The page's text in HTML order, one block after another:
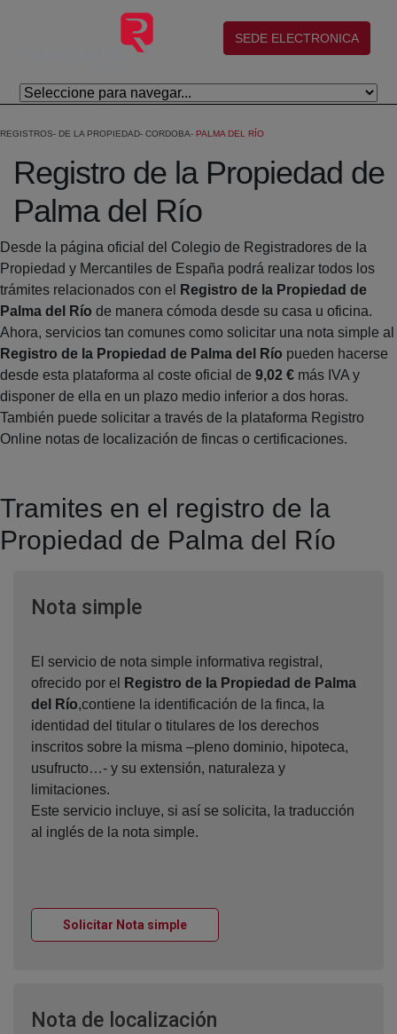
Eduki nagusira joan
(abre en nueva ventana)
SEDE ELECTRONICA
REGISTROS DE LA PROPIEDAD CORDOBA PALMA DEL RÍO
Registro de la Propiedad de
Palma del Río
Desde la página oficial del Colegio de Registradores de la
Propiedad y Mercantiles de España podrá realizar todos los
trámites relacionados con el
Registro de la Propiedad de
Palma del Río de manera cómoda desde su casa u oficina.
Ahora, servicios tan comunes como solicitar una nota simple al
Registro de la Propiedad de Palma del Río pueden hacerse
desde esta plataforma al coste oficial de 9,02 € más IVA y
disponer de ella en un plazo medio inferior a dos horas.
También puede solicitar a través de la plataforma Registro
Online notas de localización de fincas o certificaciones.
Tramites en el registro de la
Propiedad de Palma del Río
Nota simpleVentana nueva
El servicio de nota simple informativa registral,
ofrecido por el
Registro de la Propiedad de Palma
del Río,contiene la identificación de la finca, la
identidad del titular o titulares de los derechos
inscritos sobre la misma –pleno dominio, hipoteca,
usufructo…- y su extensión, naturaleza y
limitaciones.
Este servicio incluye, si así se solicita, la traducción
al inglés de la nota simple.
Solicitar Nota simpleVentana nueva
Nota de localización